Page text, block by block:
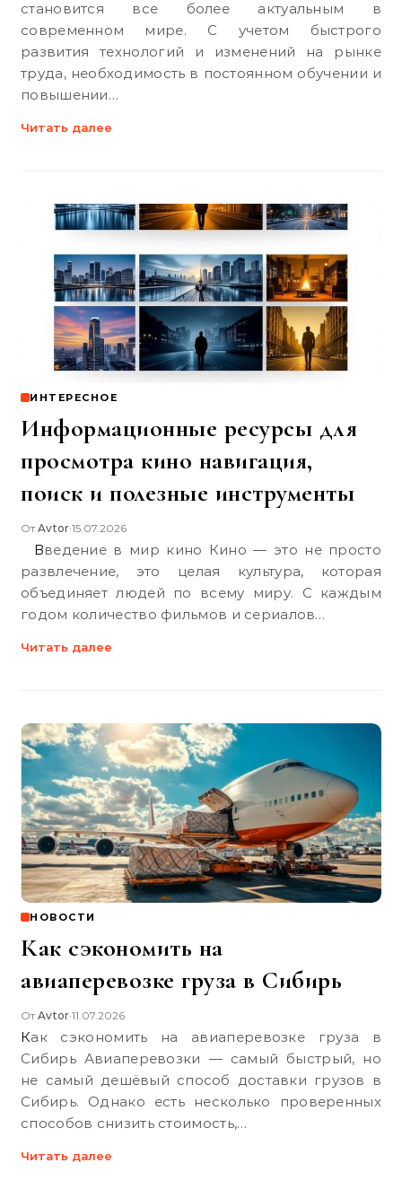
становится все более актуальным в
современном мире. С учетом быстрого
развития технологий и изменений на рынке
труда, необходимость в постоянном обучении и
повышении…
Читать далее
ИНТЕРЕСНОЕ
Информационные ресурсы для
просмотра кино навигация,
поиск и полезные инструменты
ОтAvtor•15.07.2026
Введение в мир кино Кино — это не просто
развлечение, это целая культура, которая
объединяет людей по всему миру. С каждым
годом количество фильмов и сериалов…
Читать далее
НОВОСТИ
Как сэкономить на
авиаперевозке груза в Сибирь
ОтAvtor•11.07.2026
Как сэкономить на авиаперевозке груза в
Сибирь Авиаперевозки — самый быстрый, но
не самый дешёвый способ доставки грузов в
Сибирь. Однако есть несколько проверенных
способов снизить стоимость,…
Читать далее